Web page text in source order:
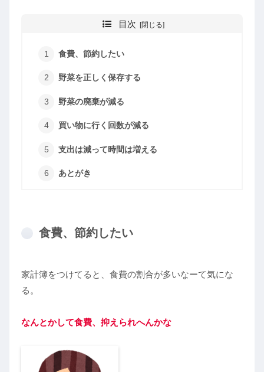
目次
食費、節約したい
野菜を正しく保存する
野菜の廃棄が減る
買い物に行く回数が減る
支出は減って時間は増える
あとがき
食費、節約したい
家計簿をつけてると、食費の割合が多いなーて気にな
る。
なんとかして食費、抑えられへんかな